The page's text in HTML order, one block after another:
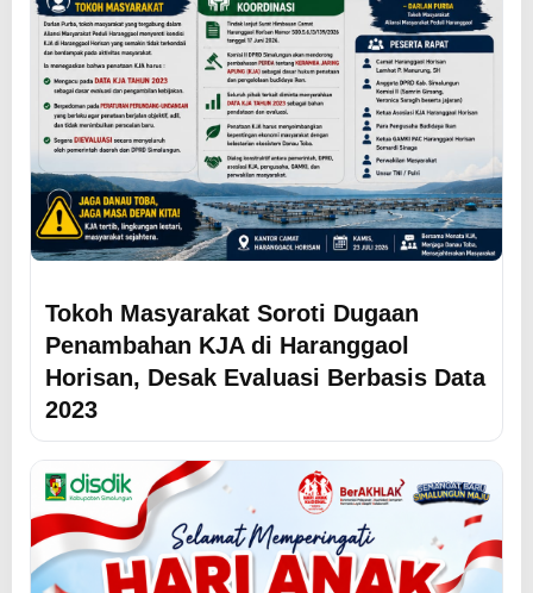
Tokoh Masyarakat Soroti Dugaan
Penambahan KJA di Haranggaol
Horisan, Desak Evaluasi Berbasis Data
2023